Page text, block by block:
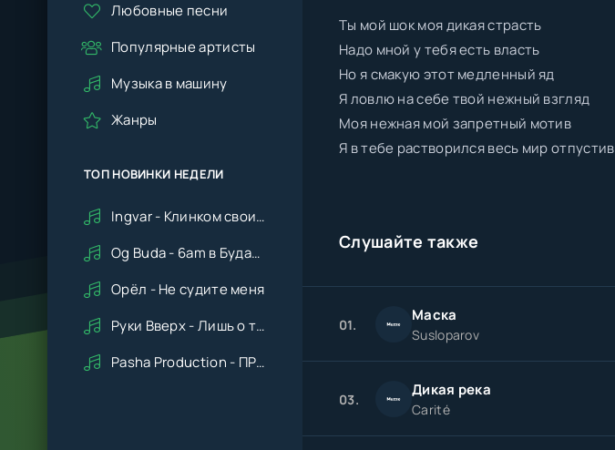
Ты мой шок моя дикая страсть
Надо мной у тебя есть власть
Но я смакую этот медленный яд
Я ловлю на себе твой нежный взгляд
Моя нежная мой запретный мотив
Я в тебе растворился весь мир отпустив
Слушайте также
01. Маска
Susloparov
03. Дикая река
Carité
Любовные песни
Популярные артисты
Музыка в машину
Жанры
ТОП НОВИНКИ НЕДЕЛИ
Ingvar - Клинком своим ударишь ты по сердцу мне
Og Buda - 6am в Будапеште
Орёл - Не судите меня
Руки Вверх - Лишь о тебе мечтая (Remix cover Deep House)
Pasha Production - ПРАВДУ СКАЖИ